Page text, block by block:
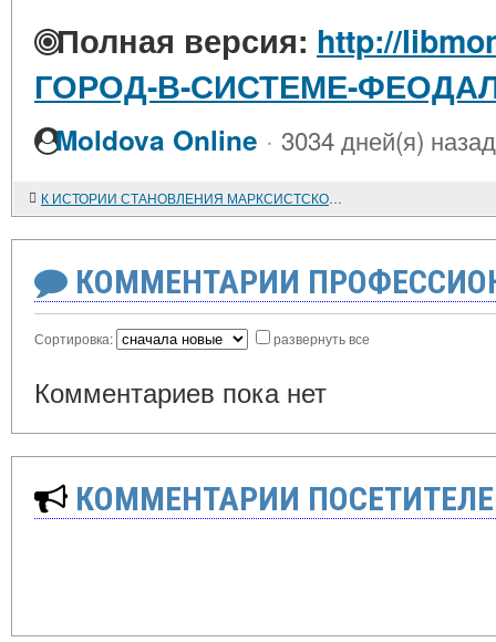
Полная версия: http://
ГОРОД-В-СИСТЕМЕ-
Moldova Online · 3034 дней(я) назад
К ИСТОРИИ СТАНОВЛЕНИЯ МАРКСИСТСКОЙ ИСТОРИЧЕСКОЙ ШКОЛЫ В ЯПОНИИ
КОММЕНТАРИИ
Сортировка: развернуть все
Комментариев пока нет
КОММЕНТАРИИ